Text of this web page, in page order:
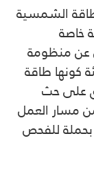
الشمسية
خاصة
عن منظومة
كونها طاقة
على حث
مسار العمل
بحملة للفحص